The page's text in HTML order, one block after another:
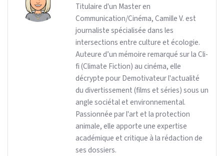
Titulaire d'un Master en
Communication/Cinéma, Camille V. est
journaliste spécialisée dans les
intersections entre culture et écologie.
Auteure d’un mémoire remarqué sur la Cli-
fi (Climate Fiction) au cinéma, elle
décrypte pour Demotivateur l'actualité
du divertissement (films et séries) sous un
angle sociétal et environnemental.
Passionnée par l'art et la protection
animale, elle apporte une expertise
académique et critique à la rédaction de
ses dossiers.